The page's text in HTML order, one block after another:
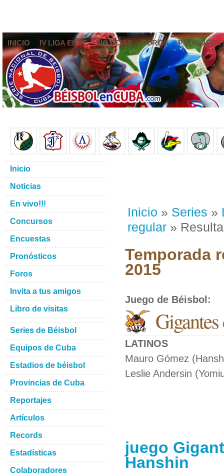
INICIO IV LIGA ELITE NOTICIAS FOROS
Inicio » Series »
regular »
Temporada
2015
Juego de Béisbol :
LATINOS
Mauro Gómez
Leslie Andersin
juego
Hanshin
Inicio
Noticias
En vivo!!!
Concursos
Encuestas
Pronósticos
Foros
Invita a tus amigos
Libro de visitas
Series de Béisbol
Equipos de Cuba
Estadios de béisbol
Provincias de Cuba
Reportajes
Artículos
Records
Estadísticas
Colaboradores